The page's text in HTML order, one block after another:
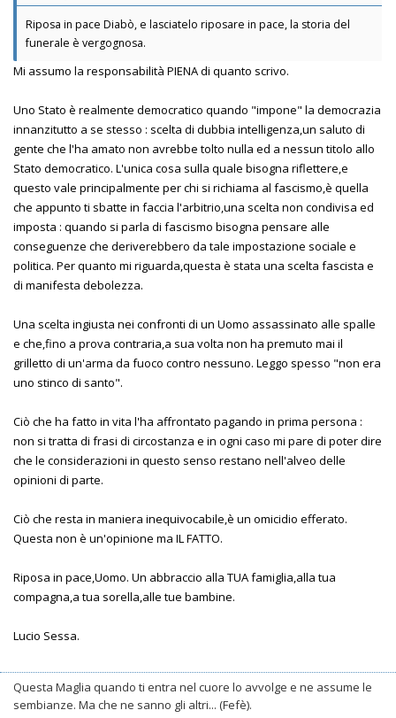
Riposa in pace Diabò, e lasciatelo riposare in pace, la storia del
funerale è vergognosa.
Mi assumo la responsabilità PIENA di quanto scrivo.
Uno Stato è realmente democratico quando "impone" la democrazia
innanzitutto a se stesso : scelta di dubbia intelligenza,un saluto di
gente che l'ha amato non avrebbe tolto nulla ed a nessun titolo allo
Stato democratico. L'unica cosa sulla quale bisogna riflettere,e
questo vale principalmente per chi si richiama al fascismo,è quella
che appunto ti sbatte in faccia l'arbitrio,una scelta non condivisa ed
imposta : quando si parla di fascismo bisogna pensare alle
conseguenze che deriverebbero da tale impostazione sociale e
politica. Per quanto mi riguarda,questa è stata una scelta fascista e
di manifesta debolezza.
Una scelta ingiusta nei confronti di un Uomo assassinato alle spalle
e che,fino a prova contraria,a sua volta non ha premuto mai il
grilletto di un'arma da fuoco contro nessuno. Leggo spesso "non era
uno stinco di santo".
Ciò che ha fatto in vita l'ha affrontato pagando in prima persona :
non si tratta di frasi di circostanza e in ogni caso mi pare di poter dire
che le considerazioni in questo senso restano nell'alveo delle
opinioni di parte.
Ciò che resta in maniera inequivocabile,è un omicidio efferato.
Questa non è un'opinione ma IL FATTO.
Riposa in pace,Uomo. Un abbraccio alla TUA famiglia,alla tua
compagna,a tua sorella,alle tue bambine.
Lucio Sessa.
Questa Maglia quando ti entra nel cuore lo avvolge e ne assume le
sembianze. Ma che ne sanno gli altri... (Fefè).